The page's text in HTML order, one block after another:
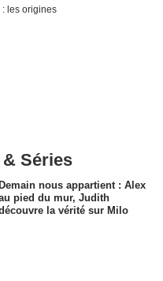
: les origines
Séries
Demain nous appartient : Alex
pied du mur, Judith
la vérité sur Milo